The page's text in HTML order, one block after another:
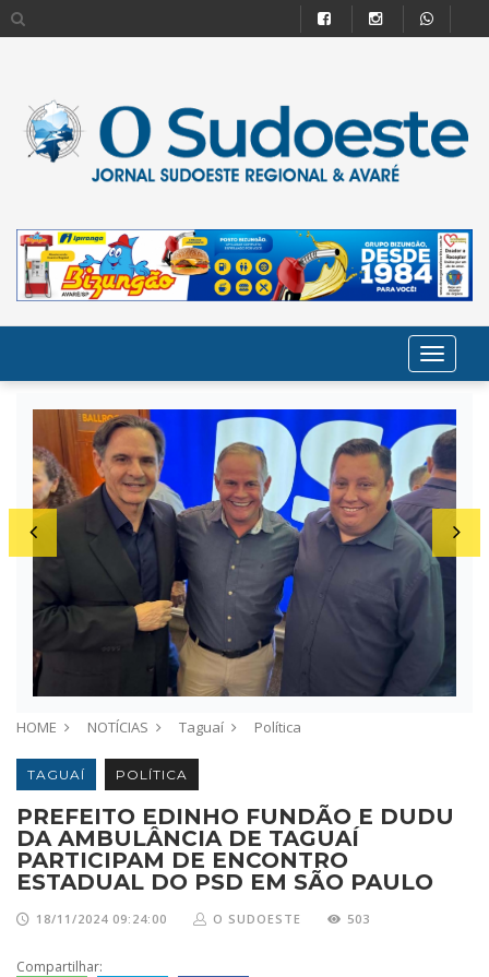
HOME NOTÍCIAS Taguaí Política
TAGUAÍ POLÍTICA
PREFEITO EDINHO FUNDÃO E DUDU
DA AMBULÂNCIA DE TAGUAÍ
PARTICIPAM DE ENCONTRO
ESTADUAL DO PSD EM SÃO PAULO
18/11/2024 09:24:00 O SUDOESTE 503
Compartilhar: